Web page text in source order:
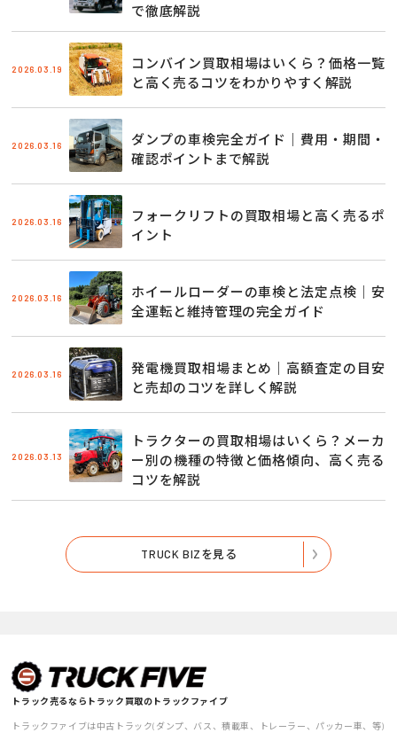
で徹底解説
2026.03.19
コンバイン買取相場はいくら？価格一覧
と高く売るコツをわかりやすく解説
2026.03.16
ダンプの車検完全ガイド｜費用・期間・
確認ポイントまで解説
2026.03.16
フォークリフトの買取相場と高く売るポ
イント
2026.03.16
ホイールローダーの車検と法定点検｜安
全運転と維持管理の完全ガイド
2026.03.16
発電機買取相場まとめ｜高額査定の目安
と売却のコツを詳しく解説
2026.03.13
トラクターの買取相場はいくら？メーカ
ー別の機種の特徴と価格傾向、高く売る
コツを解説
TRUCK BIZを見る
トラック売るならトラック買取のトラックファイブ
トラックファイブは中古トラック(ダンプ、バス、積載車、トレーラー、パッカー車、等)